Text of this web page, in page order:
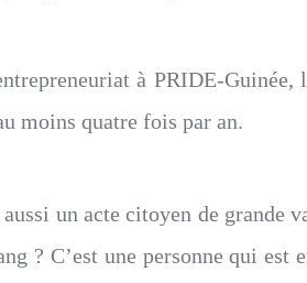
à PRIDE-
moins quatre fois par an.
aussi un acte citoyen de
? C’est une personne qui